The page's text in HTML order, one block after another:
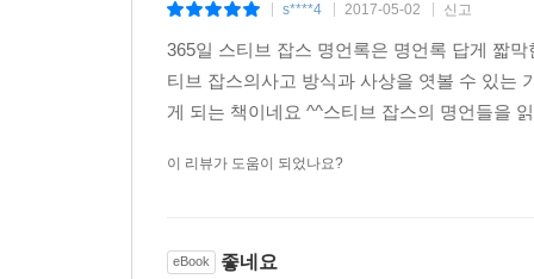
s****4 2017-05-02 신고
365일 스티브 잡스 명언록은 명언록 답게 짧
티브 잡스의사고 방식과 사상을 엿볼 수 있는
게 되는 책이네요 ^^스티브 잡스의 명언들을
이 리뷰가 도움이 되었나요?
eBook 좋네요